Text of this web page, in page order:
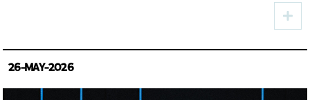
26-MAY-2026